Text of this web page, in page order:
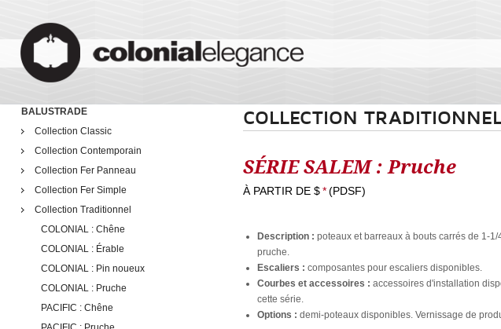
BALUSTRADE
Collection Classic
Collection Contemporain
Collection Fer Panneau
Collection Fer Simple
Collection Traditionnel
COLONIAL : Chêne
COLONIAL : Érable
COLONIAL : Pin noueux
COLONIAL : Pruche
PACIFIC : Chêne
COLLECTION
SÉRIE SALEM : Pruche
À PARTIR DE$*(PDSF)
Description : poteaux et barreaux à bouts carrés de 1-
pruche.
Escaliers : composantes pour escaliers disponibles.
Courbes et accessoires :accessoires d'installation
cette série.
Options : demi-poteaux disponibles. Vernissage de